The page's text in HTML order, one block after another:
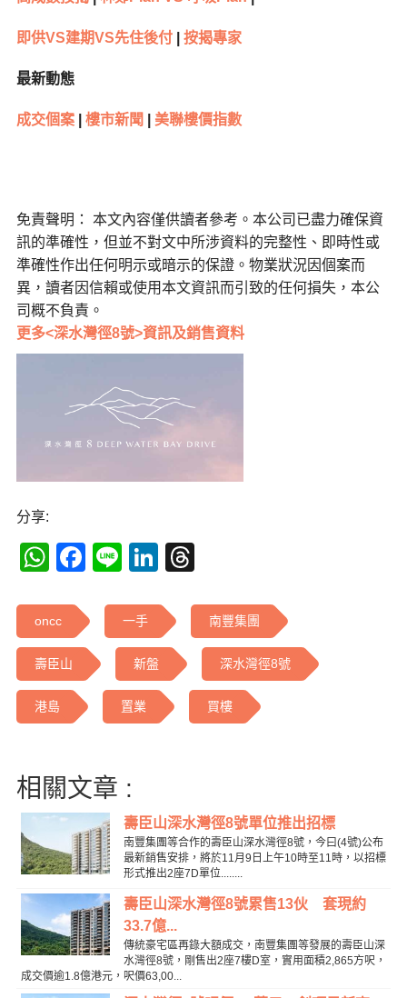
即供VS建期VS先住後付 按揭專家
最新動態
成交個案 樓市新聞 美聯樓價指數
免責聲明： 本文內容僅供讀者參考。本公司已盡力確保資
訊的準確性，但並不對文中所涉資料的完整性、即時性或
準確性作出任何明示或暗示的保證。物業狀況因個案而
異，讀者因信賴或使用本文資訊而引致的任何損失，本公
司概不負責。
更多<深水灣徑8號>資訊及銷售資料
分享:
WhatsApp
Facebook
LineLinkedIn
oncc 一手 南豐集團
壽臣山 新盤 深水灣徑8號
港島 置業 買樓
相關文章 :
壽臣山深水灣徑8號單位推出招標
南豐集團等合作的壽臣山深水灣徑8號，今曰(4號)公布
最新銷售安排，將於11月9日上午10時至11時，以招標
形式推出2座7D單位........
壽臣山深水灣徑8號累售13伙 套現約
33.7億...
傳統豪宅區再錄大額成交，南豐集團等發展的壽臣山深
水灣徑8號，剛售出2座7樓D室，實用面積2,865方呎，
成交價逾1.8億港元，呎價63,00...